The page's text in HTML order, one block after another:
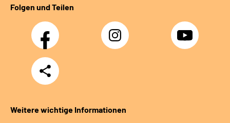
Folgen und Teilen
Facebook Instagram YouTube
Teilen
Weitere wichtige Informationen